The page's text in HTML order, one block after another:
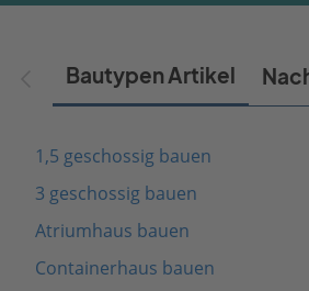
Bautypen Artikel
1,5 geschossig bauen
3 geschossig bauen
Atriumhaus bauen
Containerhaus bauen